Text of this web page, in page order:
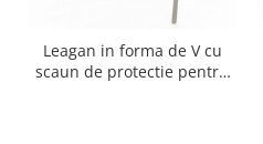
Leagan in forma de V cu
scaun de protectie pentru